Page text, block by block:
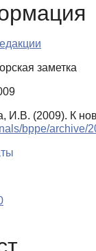
заметка
И.В. (2009). К
bppe/archive/